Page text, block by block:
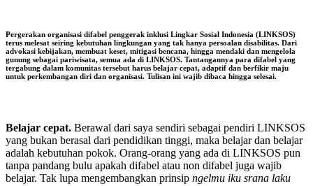
Pergerakan organisasi difabel penggerak inklusi Lingkar Sosial Indonesia (LINKSOS)
terus melesat seiring kebutuhan lingkungan yang tak hanya persoalan disabilitas. Dari
advokasi kebijakan, membuat keset, mitigasi bencana, hingga mendaki dan mengelola
gunung sebagai pariwisata, semua ada di LINKSOS. Tantangannya para difabel yang
tergabung dalam komunitas tersebut harus belajar cepat, adaptif dan berfikir maju
untuk perkembangan diri dan organisasi. Tulisan ini wajib dibaca hingga selesai.
Belajar cepat. Berawal dari saya sendiri sebagai pendiri LINKSOS
yang bukan berasal dari pendidikan tinggi, maka belajar dan belajar
adalah kebutuhan pokok. Orang-orang yang ada di LINKSOS pun
tanpa pandang bulu apakah difabel atau non difabel juga wajib
belajar. Tak lupa mengembangkan prinsip ngelmu iku srana laku